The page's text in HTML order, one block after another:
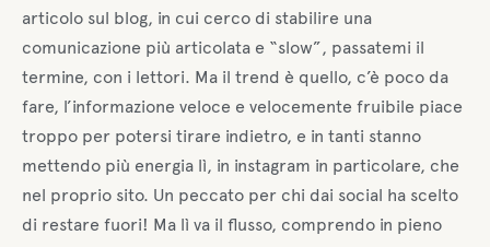
articolo sul blog, in cui cerco di stabilire una
comunicazione più articolata e “slow”, passatemi il
termine, con i lettori. Ma il trend è quello, c’è poco da
fare, l’informazione veloce e velocemente fruibile piace
troppo per potersi tirare indietro, e in tanti stanno
mettendo più energia lì, in instagram in particolare, che
nel proprio sito. Un peccato per chi dai social ha scelto
di restare fuori! Ma lì va il flusso, comprendo in pieno